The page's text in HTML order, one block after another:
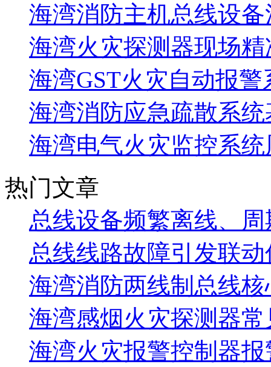
海湾消防主机总线设备
海湾火灾探测器现场
海湾GST火灾自动报警
海湾消防应急疏散系统
海湾电气火灾监控系
热门文章
总线设备频繁离线、
总线线路故障引发联
海湾消防两线制总线
海湾感烟火灾探测器
海湾火灾报警控制器报